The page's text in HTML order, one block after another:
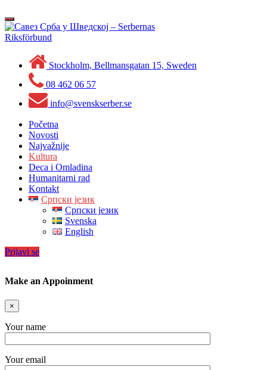
to
content
Toggle
navigation
Stockholm, Bellmansgatan 15, Sweden
08 462 06 57
info@svenskserber.se
Početna
Novosti
Najvažnije
Kultura
Deca i Omladina
Humanitarni rad
Kontakt
Српски језик
Српски језик
Svenska
English
Prijavi se
Make an Appoinment
×
Your name
Your email